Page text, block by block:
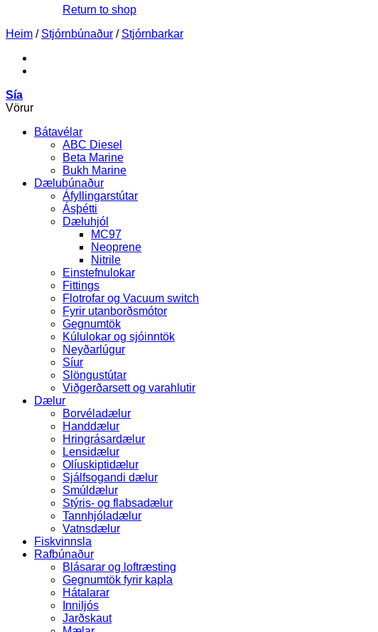
Return to shop
Heim / Stjórnbúnaður / Stjórnbarkar
Sía
Vörur
Bátavélar
ABC Diesel
Beta Marine
Bukh Marine
Dælubúnaður
Áfyllingarstútar
Ásþétti
Dæluhjól
MC97
Neoprene
Nitrile
Einstefnulokar
Fittings
Flotrofar og Vacuum switch
Fyrir utanborðsmótor
Gegnumtök
Kúlulokar og sjóinntök
Neyðarlúgur
Síur
Slöngustútar
Viðgerðarsett og varahlutir
Dælur
Borvéladælur
Handdælur
Hringrásardælur
Lensidælur
Olíuskiptidælur
Sjálfsogandi dælur
Smúldælur
Stýris- og flabsadælur
Tannhjóladælur
Vatnsdælur
Fiskvinnsla
Rafbúnaður
Blásarar og loftræsting
Gegnumtök fyrir kapla
Hátalarar
Inniljós
Jarðskaut